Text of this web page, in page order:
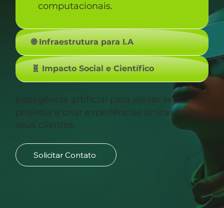
Inteligência artificial para elevar seus
projetos e criar experiências únicas para
seus clientes.
computacionais.
🌐 Infraestrutura para I.A
🧬 Impacto Social e Científico
Solicitar Contato